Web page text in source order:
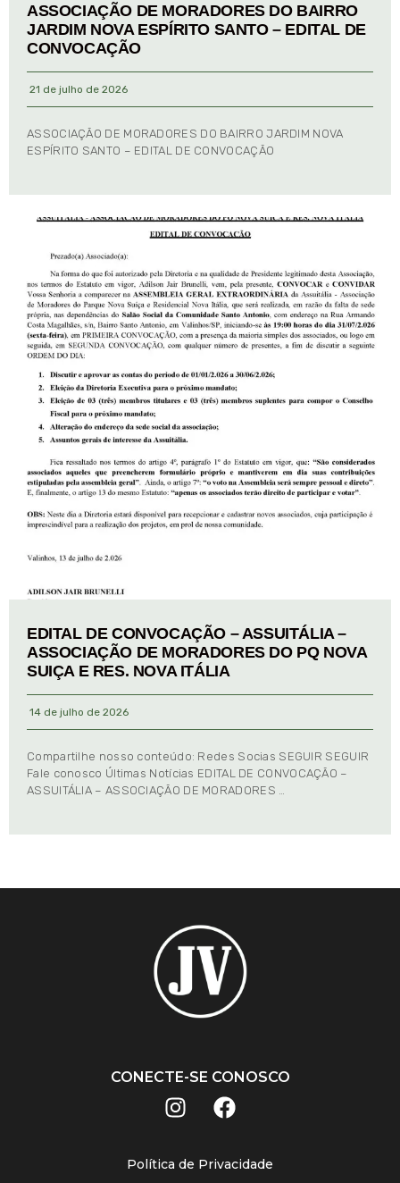
ASSOCIAÇÃO DE MORADORES DO BAIRRO
JARDIM NOVA ESPÍRITO SANTO – EDITAL DE
CONVOCAÇÃO
21 de julho de 2026
ASSOCIAÇÃO DE MORADORES DO BAIRRO JARDIM NOVA
ESPÍRITO SANTO – EDITAL DE CONVOCAÇÃO
EDITAL DE CONVOCAÇÃO – ASSUITÁLIA –
ASSOCIAÇÃO DE MORADORES DO PQ NOVA
SUIÇA E RES. NOVA ITÁLIA
14 de julho de 2026
Compartilhe nosso conteúdo: Redes Socias SEGUIR SEGUIR
Fale conosco Últimas Notícias EDITAL DE CONVOCAÇÃO –
ASSUITÁLIA – ASSOCIAÇÃO DE MORADORES …
CONECTE-SE CONOSCO
Política de Privacidade